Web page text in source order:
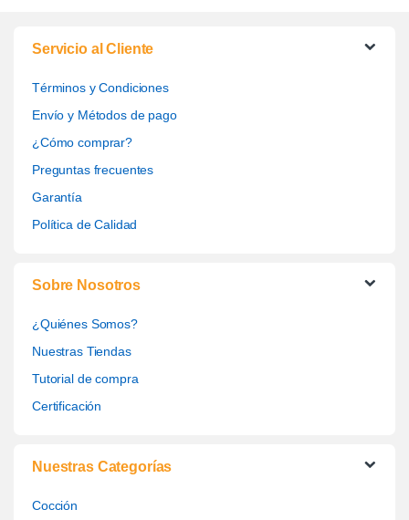
Servicio al Cliente
Términos y Condiciones
Envío y Métodos de pago
¿Cómo comprar?
Preguntas frecuentes
Garantía
Política de Calidad
Sobre Nosotros
¿Quiénes Somos?
Nuestras Tiendas
Tutorial de compra
Certificación
Nuestras Categorías
Cocción